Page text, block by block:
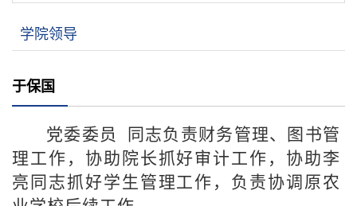
学院领导
于保国
党委委员 同志负责财务管理、图书管
理工作，协助院长抓好审计工作，协助李
亮同志抓好学生管理工作，负责协调原农